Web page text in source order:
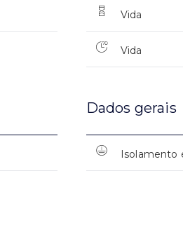
Vida
Vida
Dados gerais
Isolamento